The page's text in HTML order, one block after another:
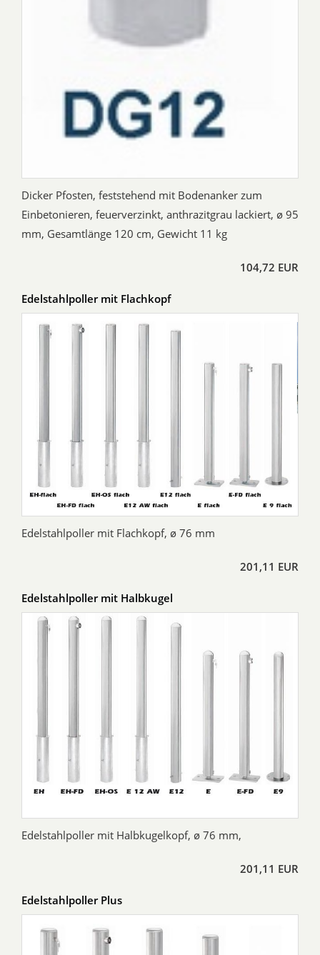
Dicker Pfosten, feststehend mit Bodenanker zum
Einbetonieren, feuerverzinkt, anthrazitgrau lackiert, ø 95
mm, Gesamtlänge 120 cm, Gewicht 11 kg
104,72 EUR
Edelstahlpoller mit Flachkopf
Edelstahlpoller mit Flachkopf, ø 76 mm
201,11 EUR
Edelstahlpoller mit Halbkugel
Edelstahlpoller mit Halbkugelkopf, ø 76 mm,
201,11 EUR
Edelstahlpoller Plus